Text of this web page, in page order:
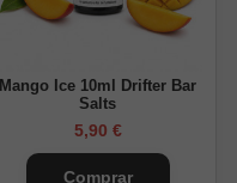
Mango Ice 10ml Drifter Bar
Salts
5,90 €
Comprar